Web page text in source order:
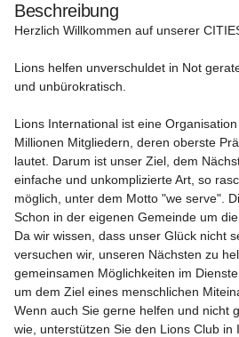
Beschreibung
Herzlich Willkommen auf unserer
Lions helfen unverschuldet in Not
und unbürokratisch.
Lions International ist eine
Millionen Mitgliedern, deren oberste
lautet. Darum ist unser Ziel, dem
einfache und unkomplizierte Art, so
möglich, unter dem Motto "we serve".
Schon in der eigenen Gemeinde um
Da wir wissen, dass unser Glück nicht
versuchen wir, unseren Nächsten zu
gemeinsamen Möglichkeiten im
um dem Ziel eines menschlichen
Wenn auch Sie gerne helfen und nicht
wie, unterstützen Sie den Lions Club in